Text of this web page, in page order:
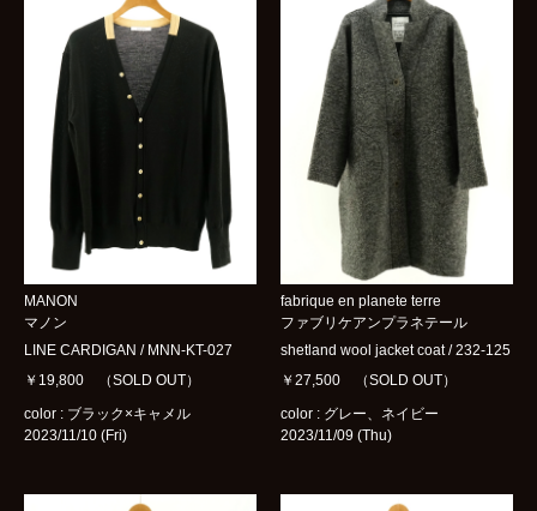
MANON
マノン
LINE CARDIGAN / MNN-KT-027
￥19,800 （SOLD OUT）
color : ブラック×キャメル
2023/11/10 (Fri)
fabrique en planete terre
ファブリケアンプラネテール
shetland wool jacket coat / 232-125
￥27,500 （SOLD OUT）
color : グレー、ネイビー
2023/11/09 (Thu)